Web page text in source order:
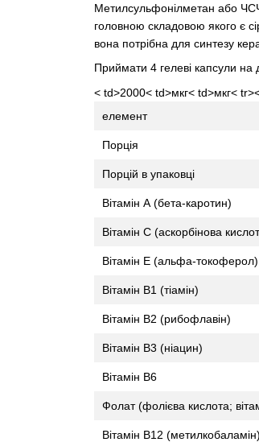
Метилсульфонілметан або
головною складовою якого є
вона потрібна для синтезу
Приймати 4 гелеві капсули
< td>2000< td>мкг< td>мкг<
елемент
Порція
Порцій в упаковці
Вітамін А (бета-каротин)
Вітамін С (аскорбінова
Вітамін Е (альфа-токоферол)
Вітамін В1 (тіамін)
Вітамін В2 (рибофлавін)
Вітамін В3 (ніацин)
Вітамін В6
Фолат (фолієва кислота;
Вітамін В12 (метилкобаламін)